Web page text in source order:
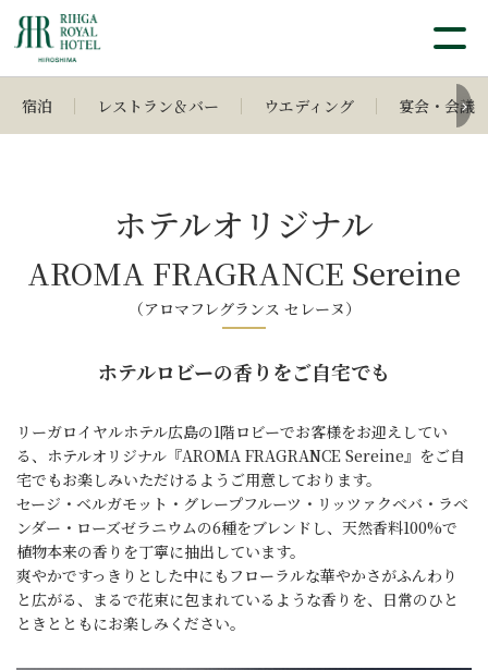
宿泊 レストラン＆バー ウエディング 宴会・会議
ホテルオリジナル
AROMA FRAGRANCE Sereine
（アロマフレグランス セレーヌ）
ホテルロビーの香りをご自宅でも
リーガロイヤルホテル広島の1階ロビーでお客様をお迎えしてい
る、 ホテルオリジナル『AROMA FRAGRANCE Sereine』をご自
宅でもお楽しみいただけるようご用意しております。
セージ・ベルガモット・グレープフルーツ・リッツァクベバ・ラベ
ンダー・ローズゼラニウムの6種をブレンドし、 天然香料100%で
植物本来の香りを丁寧に抽出しています。
爽やかですっきりとした中にもフローラルな華やかさがふんわり
と広がる、 まるで花束に包まれているような香りを、日常のひと
ときとともにお楽しみください。